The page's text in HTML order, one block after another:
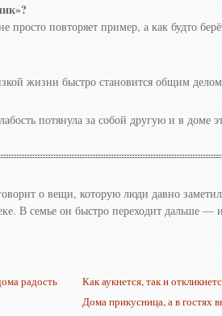
просто повторяет пример, а как будто
жизни быстро становится общим
потянула за собой другую и в доме
о вещи, которую люди давно
В семье он быстро переходит дальше —
радость
Как аукнется, так и
Дома прикусница, а в гостях